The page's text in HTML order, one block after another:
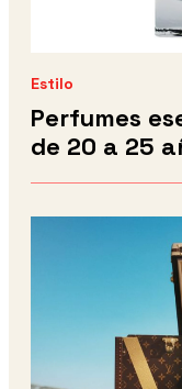
Estilo
Perfumes
de 20 a 25